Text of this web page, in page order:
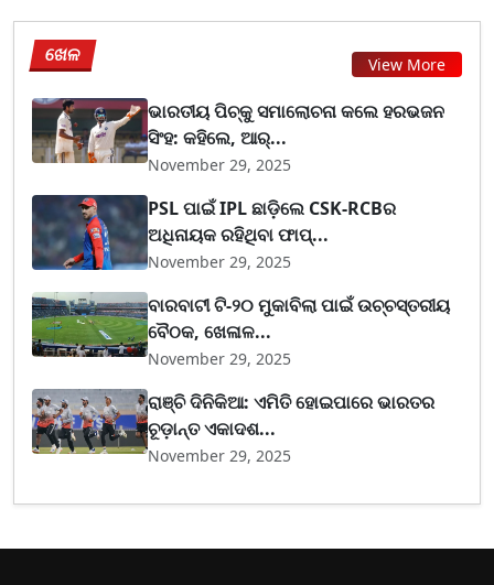
ଖେଳ View More
ଭାରତୀୟ ପିଚ୍‌କୁ ସମାଲୋଚନା କଲେ ହରଭଜନ
ସିଂହ: କହିଲେ, ଆର୍...
November 29, 2025
PSL ପାଇଁ IPL ଛାଡ଼ିଲେ CSK-RCBର
ଅଧିନାୟକ ରହିଥିବା ଫାପ୍...
November 29, 2025
ବାରବାଟୀ ଟି-୨୦ ମୁକାବିଲା ପାଇଁ ଉଚ୍ଚସ୍ତରୀୟ
ବୈଠକ, ଖେଳାଳ...
November 29, 2025
ରାଞ୍ଚି ଦିନିକିଆ: ଏମିତି ହୋଇପାରେ ଭାରତର
ଚୂଡ଼ାନ୍ତ ଏକାଦଶ...
November 29, 2025